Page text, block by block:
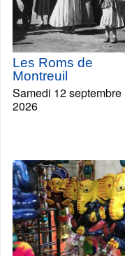
Les Roms de
Montreuil
Samedi 12 septembre
2026